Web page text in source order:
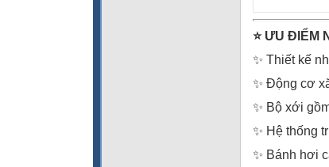
⭐ƯU ĐIỂM
✨ Thiết kế
✨ Động cơ
✨ Bộ xới
✨ Hệ thống
✨ Bánh hơi